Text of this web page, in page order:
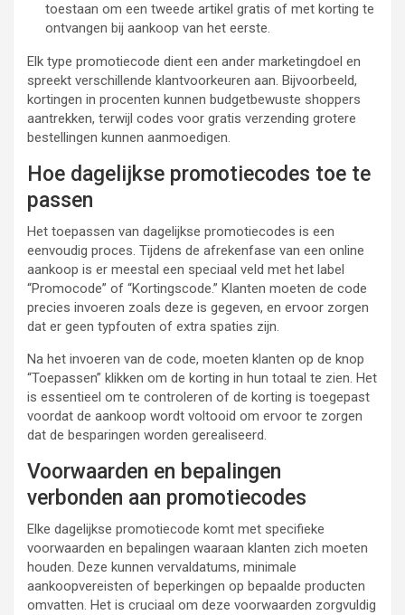
toestaan om een tweede artikel gratis of met korting te
ontvangen bij aankoop van het eerste.
Elk type promotiecode dient een ander marketingdoel en
spreekt verschillende klantvoorkeuren aan. Bijvoorbeeld,
kortingen in procenten kunnen budgetbewuste shoppers
aantrekken, terwijl codes voor gratis verzending grotere
bestellingen kunnen aanmoedigen.
Hoe dagelijkse promotiecodes toe te
passen
Het toepassen van dagelijkse promotiecodes is een
eenvoudig proces. Tijdens de afrekenfase van een online
aankoop is er meestal een speciaal veld met het label
“Promocode” of “Kortingscode.” Klanten moeten de code
precies invoeren zoals deze is gegeven, en ervoor zorgen
dat er geen typfouten of extra spaties zijn.
Na het invoeren van de code, moeten klanten op de knop
“Toepassen” klikken om de korting in hun totaal te zien. Het
is essentieel om te controleren of de korting is toegepast
voordat de aankoop wordt voltooid om ervoor te zorgen
dat de besparingen worden gerealiseerd.
Voorwaarden en bepalingen
verbonden aan promotiecodes
Elke dagelijkse promotiecode komt met specifieke
voorwaarden en bepalingen waaraan klanten zich moeten
houden. Deze kunnen vervaldatums, minimale
aankoopvereisten of beperkingen op bepaalde producten
omvatten. Het is cruciaal om deze voorwaarden zorgvuldig